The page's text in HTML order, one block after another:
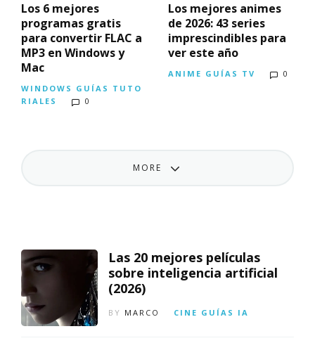
Los 6 mejores
programas gratis
para convertir FLAC a
MP3 en Windows y
Mac
WINDOWS GUÍAS TUTO
RIALES
0
Los mejores animes
de 2026: 43 series
imprescindibles para
ver este año
ANIME GUÍAS TV 0
MORE
Las 20 mejores películas
sobre inteligencia artificial
(2026)
BY MARCO CINE GUÍAS IA